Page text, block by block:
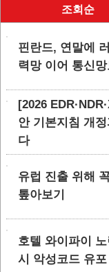
조회순
핀란드, 연말에
력망 이어 통신
[2026
안 기본지침 개
다
유럽 진출 위해
톺아보기
호텔 와이파이
시 악성코드 유포